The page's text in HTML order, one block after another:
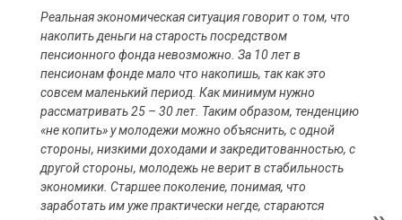
Реальная экономическая ситуация говорит о том, что
накопить деньги на старость посредством
пенсионного фонда невозможно. За 10 лет в
пенсионам фонде мало что накопишь, так как это
совсем маленький период. Как минимум нужно
рассматривать 25 – 30 лет. Таким образом, тенденцию
«не копить» у молодежи можно объяснить, с одной
стороны, низкими доходами и закредитованностью, с
другой стороны, молодежь не верит в стабильность
экономики. Старшее поколение, понимая, что
заработать им уже практически негде, стараются